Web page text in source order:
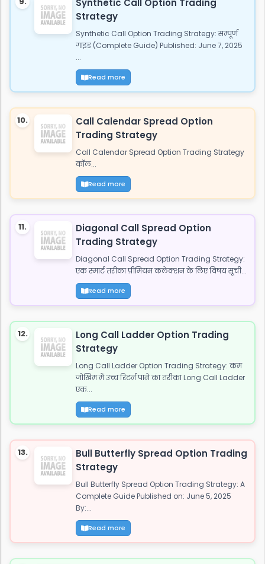
Strategy
Synthetic Call Option Trading Strategy: सम्पूर्ण
गाइड (Complete Guide) Published: June 7, 2025
...
Read more
10.
Call Calendar Spread Option
Trading Strategy
Call Calendar Spread Option Trading Strategy
कॉल...
Read more
11.
Diagonal Call Spread Option
Trading Strategy
Diagonal Call Spread Option Trading Strategy:
एक स्मार्ट तरीका प्रीमियम कलेक्शन के लिए विषय सूची...
Read more
12.
Long Call Ladder Option Trading
Strategy
Long Call Ladder Option Trading Strategy: कम
जोखिम में उच्च रिटर्न पाने का तरीका Long Call Ladder
एक...
Read more
13.
Bull Butterfly Spread Option Trading
Strategy
Bull Butterfly Spread Option Trading Strategy: A
Complete Guide Published on: June 5, 2025
By:...
Read more